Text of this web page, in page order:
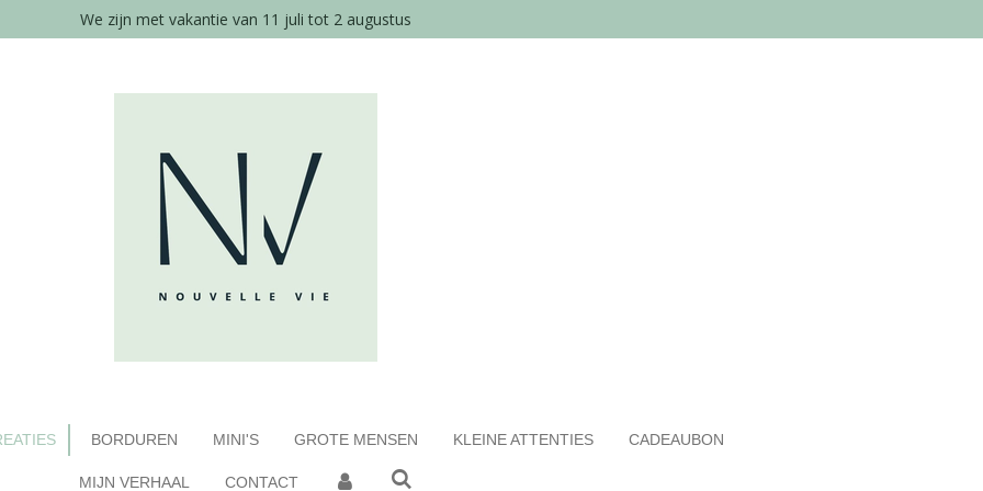
We zijn met vakantie van 11 juli tot 2 augustus
BORDUREN MINI'S GROTE MENSEN KLEINE ATTENTIES CADEAUBON
MIJN VERHAAL CONTACT